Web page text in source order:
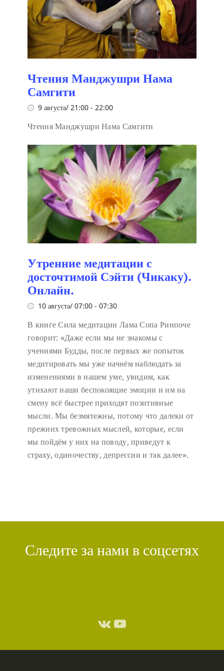
Чтения Манджушри Нама
Самгити
9 августа/ 21:00 - 22:00
Чтения Манджушри Нама Самгити
Утренние медитации с
досточтимой Сэйти (Чикаку).
Онлайн.
10 августа/ 07:00 - 07:30
В книге Сила медитации Лама Сопа Ринпоче
говорит: «Даже если мы не знакомы с
учениями Будды, после первых же попыток
медитировать мы уже начнём наблюдать за
изменениями в нашем уме, увидим, как
утихают наши беспокоящие эмоции и им на
смену всё быстрее приходят позитивные
мысли. Мы безмятежны, потому что далеки от
прежних тревожных мыслей, которые, если
мы пойдём у них на поводу, приведут к
страху, одиночеству, депрессии и так далее».
Следите за нами в соцсетях